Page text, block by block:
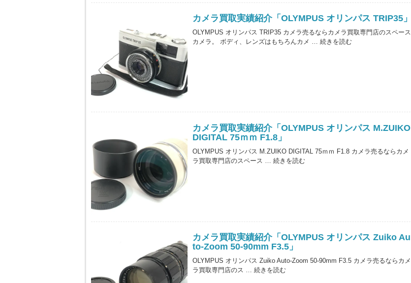
カメラ買取実績紹介「OLYMPUS オリンパス TRIP35」
OLYMPUS オリンパス TRIP35 カメラ売るならカメラ買取専門店のスペース
カメラ。 ボディ、レンズはもちろんカメ …続きを読む
カメラ買取実績紹介「OLYMPUS オリンパス M.ZUIKO
DIGITAL 75ｍｍ F1.8」
OLYMPUS オリンパス M.ZUIKO DIGITAL 75ｍｍ F1.8 カメラ売るならカメ
ラ買取専門店のスペース …続きを読む
カメラ買取実績紹介「OLYMPUS オリンパス Zuiko Au
to-Zoom 50-90mm F3.5」
OLYMPUS オリンパス Zuiko Auto-Zoom 50-90mm F3.5 カメラ売るならカメ
ラ買取専門店のス …続きを読む